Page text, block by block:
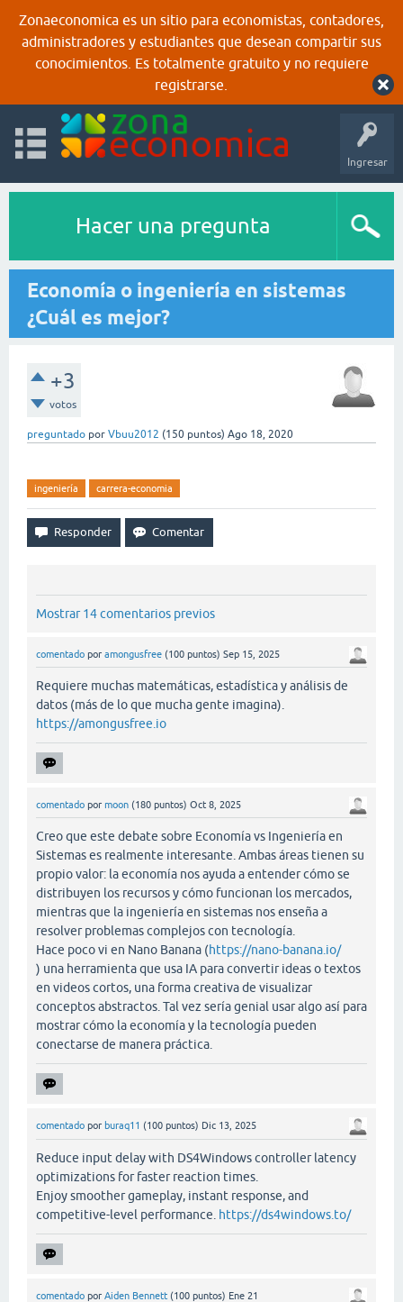
Zonaeconomica es un sitio para economistas, contadores,
administradores y estudiantes que desean compartir sus
conocimientos. Es totalmente gratuito y no requiere
registrarse.
Ingresar
Hacer una pregunta
Economía o ingeniería en sistemas
¿Cuál es mejor?
+3
votos
preguntado por Vbuu2012 (150 puntos) Ago 18, 2020
ingeniería carrera-economia
Mostrar 14 comentarios previos
comentado por amongusfree (100 puntos) Sep 15, 2025
Requiere muchas matemáticas, estadística y análisis de
datos (más de lo que mucha gente imagina).
https://amongusfree.io
comentado por moon (180 puntos) Oct 8, 2025
Creo que este debate sobre Economía vs Ingeniería en
Sistemas es realmente interesante. Ambas áreas tienen su
propio valor: la economía nos ayuda a entender cómo se
distribuyen los recursos y cómo funcionan los mercados,
mientras que la ingeniería en sistemas nos enseña a
resolver problemas complejos con tecnología.
Hace poco vi en Nano Banana (https://nano-banana.io/
) una herramienta que usa IA para convertir ideas o textos
en videos cortos, una forma creativa de visualizar
conceptos abstractos. Tal vez sería genial usar algo así para
mostrar cómo la economía y la tecnología pueden
conectarse de manera práctica.
comentado por buraq11 (100 puntos) Dic 13, 2025
Reduce input delay with DS4Windows controller latency
optimizations for faster reaction times.
Enjoy smoother gameplay, instant response, and
competitive-level performance. https://ds4windows.to/
comentado por Aiden Bennett (100 puntos) Ene 21